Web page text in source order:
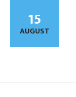
15
AUGUST